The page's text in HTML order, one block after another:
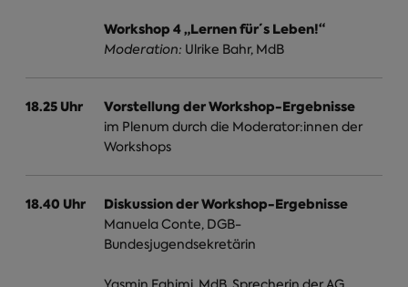
Workshop 4 „Lernen für´s Leben!“
Moderation: Ulrike Bahr, MdB
18.25 Uhr Vorstellung der Workshop-Ergebnisse
im Plenum durch die Moderator:innen der
Workshops
18.40 Uhr Diskussion der Workshop-Ergebnisse
Manuela Conte, DGB-
Bundesjugendsekretärin